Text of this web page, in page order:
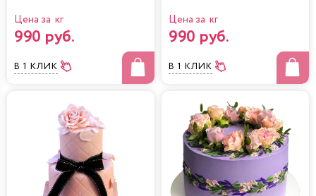
Цена за кг
990 руб.
В 1 КЛИК
Цена за кг
990 руб.
В 1 КЛИК